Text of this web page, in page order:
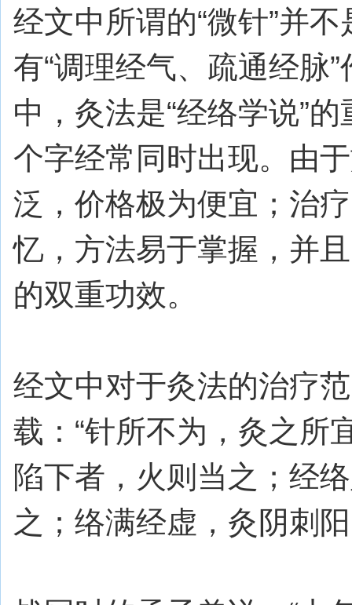
经文中所谓的“微针”并
有“调理经气、疏通经脉
中，灸法是“经络学说”
个字经常同时出现。由
泛，价格极为便宜；治
忆，方法易于掌握，并
的双重功效。
经文中对于灸法的治疗
载：“针所不为，灸之所
陷下者，火则当之；经
之；络满经虚，灸阴刺